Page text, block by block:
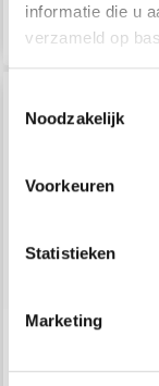
informatie die u
verzameld op
Noodzakelijk
Voorkeuren
Statistieken
Marketing
Soyez le